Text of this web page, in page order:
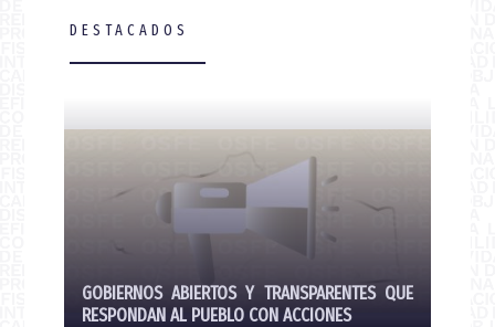
DESTACADOS
GOBIERNOS ABIERTOS Y TRANSPARENTES QUE
RESPONDAN AL PUEBLO CON ACCIONES